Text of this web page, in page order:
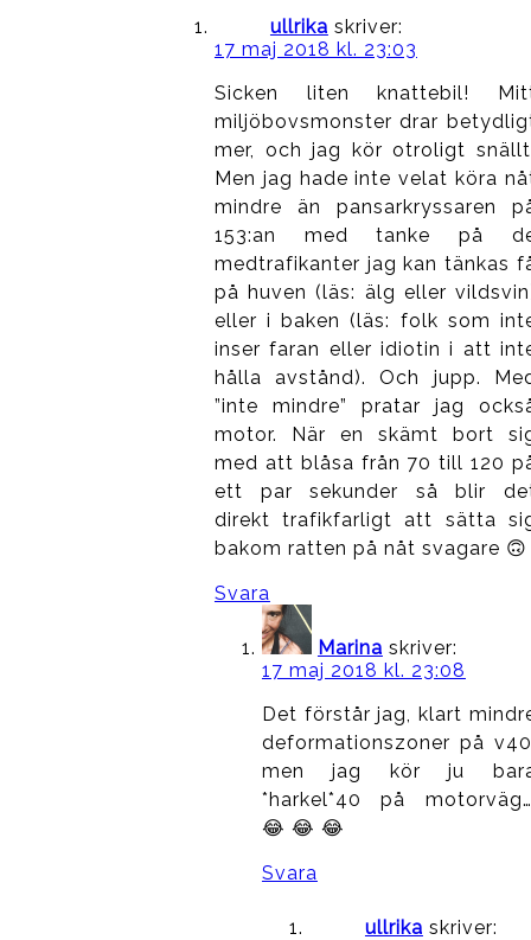
ullrika skriver:
17 maj 2018 kl. 23:03
Sicken liten knattebil!
miljöbovsmonster drar
mer, och jag kör otroligt
Men jag hade inte velat köra
mindre än pansarkryssaren
153:an med tanke på
medtrafikanter jag kan tänkas
på huven (läs: älg eller
eller i baken (läs: folk som
inser faran eller idiotin i att
hålla avstånd). Och jupp.
”inte mindre” pratar jag
motor. När en skämt bort
med att blåsa från 70 till 120
ett par sekunder så blir
direkt trafikfarligt att sätta
bakom ratten på nåt svagare 🙃
Svara
Marina skriver:
17 maj 2018 kl. 23:08
Det förstår jag, klart
deformationszoner på
men jag kör ju
*harkel*40 på
😂 😂 😂
Svara
ullrika skriver: